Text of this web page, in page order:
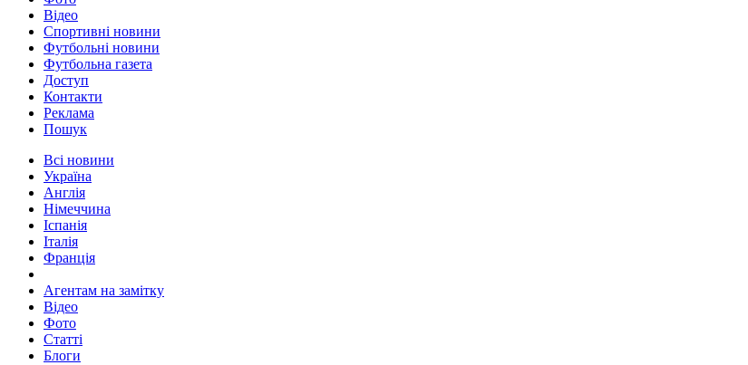
Відео
Спортивні новини
Футбольні новини
Футбольна газета
Доступ
Контакти
Реклама
Пошук
Всі новини
Україна
Англія
Німеччина
Іспанія
Італія
Франція
Агентам на замітку
Відео
Фото
Статті
Блоги